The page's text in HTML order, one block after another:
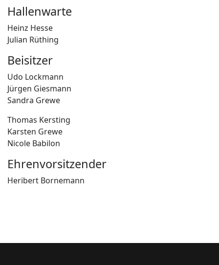
Hallenwarte
Heinz Hesse
Julian Rüthing
Beisitzer
Udo Lockmann
Jürgen Giesmann
Sandra Grewe
Thomas Kersting
Karsten Grewe
Nicole Babilon
Ehrenvorsitzender
Heribert Bornemann